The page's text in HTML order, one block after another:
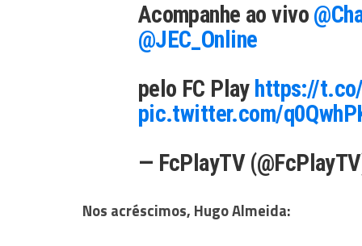
Acompanhe ao vivo
@JEC_Online
pelo FC Play https://
pic.twitter.com/
— FcPlayTV
Nos acréscimos, Hugo Almeida: